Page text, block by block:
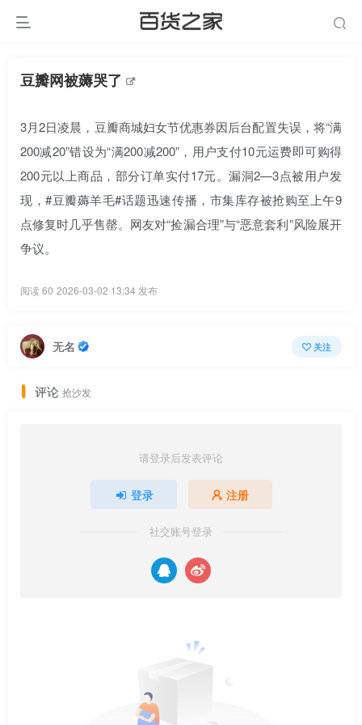
豆瓣网被薅哭了
3月2日凌晨，豆瓣商城妇女节优惠券因后台配置失误，将“满
200减20”错设为“满200减200”，用户支付10元运费即可购得
200元以上商品，部分订单实付17元。漏洞2—3点被用户发
现，#豆瓣薅羊毛#话题迅速传播，市集库存被抢购至上午9
点修复时几乎售罄。网友对“捡漏合理”与“恶意套利”风险展开
争议。
阅读 60 2026-03-02 13:34 发布
无名 关注
评论 抢沙发
请登录后发表评论
登录 注册
社交账号登录